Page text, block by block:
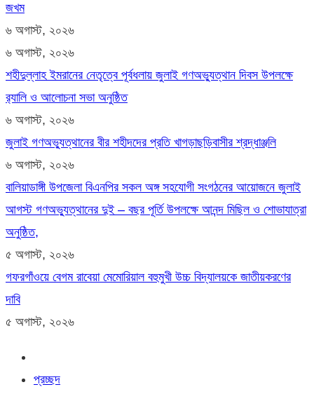
জখম
৬ অগাস্ট, ২০২৬
৬ অগাস্ট, ২০২৬
শহীদুল্লাহ ইমরানের নেতৃত্বে পূর্বধলায় জুলাই গণঅভ্যুত্থান দিবস উপলক্ষে
র‍্যালি ও আলোচনা সভা অনুষ্ঠিত
৬ অগাস্ট, ২০২৬
জুলাই গণঅভ্যুত্থানের বীর শহীদদের প্রতি খাগড়াছড়িবাসীর শ্রদ্ধাঞ্জলি
৬ অগাস্ট, ২০২৬
বালিয়াডাঙ্গী উপজেলা বিএনপির সকল অঙ্গ সহযোগী সংগঠনের আয়োজনে জুলাই
আগস্ট গণঅভ্যুত্থানের দুই – বছর পূর্তি উপলক্ষে আনন্দ মিছিল ও শোভাযাত্রা
অনুষ্ঠিত,
৫ অগাস্ট, ২০২৬
গফরগাঁওয়ে বেগম রাবেয়া মেমোরিয়াল বহুমুখী উচ্চ বিদ্যালয়কে জাতীয়করণের
দাবি
৫ অগাস্ট, ২০২৬
প্রচ্ছদ